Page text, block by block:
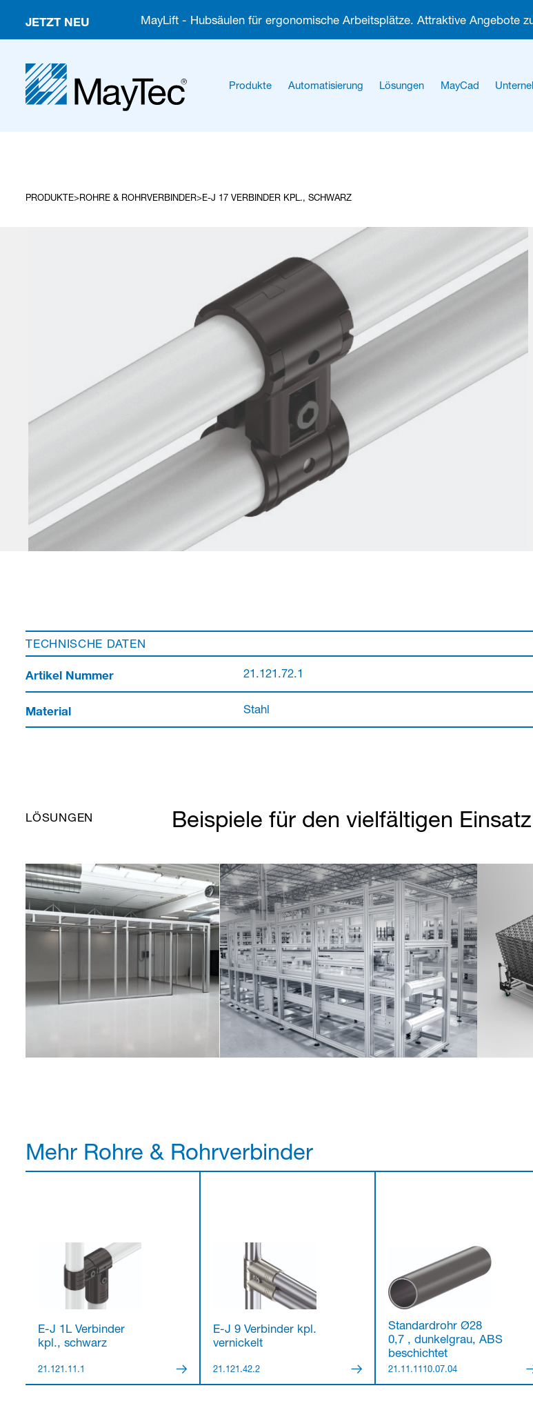
JETZT NEU MayLift - Hubsäulen für ergonomische Arbeitsplätze. Attraktive Angebote
Produkte Automatisierung Lösungen MayCad
PRODUKTE ROHRE & ROHRVERBINDER E-J 17 VERBINDER KPL., SCHWARZ
TECHNISCHE DATEN
Artikel Nummer 21.121.72.1
Material Stahl
LÖSUNGEN Beispiele für den vielfältigen
Mehr Rohre & Rohrverbinder
E-J 1L Verbinder
kpl., schwarz
21.121.11.1
E-J 9 Verbinder kpl.
vernickelt
21.121.42.2
Standardrohr Ø28
0,7 , dunkelgrau, ABS
beschichtet
21.11.1110.07.04
Partner Login